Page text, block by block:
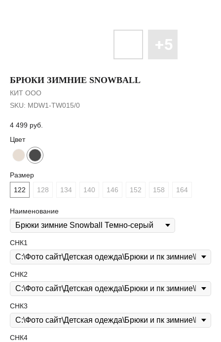
БРЮКИ ЗИМНИЕ SNOWBALL
КИТ ООО
SKU: MDW1-TW015/0
4 499 руб.
Цвет
Размер
122
128 134 140 146 152 158 164
Наименование
СНК1
СНК2
СНК3
СНК4